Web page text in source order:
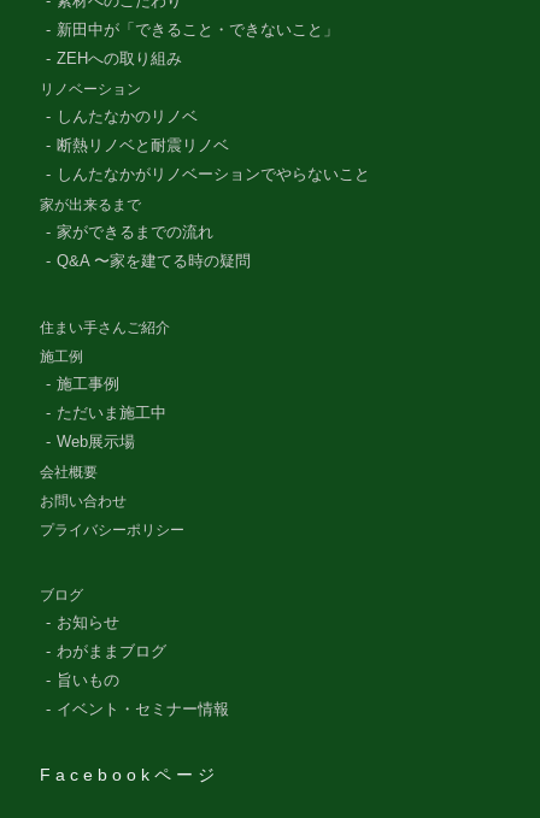
新田中が「できること・できないこと」
ZEHへの取り組み
リノベーション
しんたなかのリノベ
断熱リノベと耐震リノベ
しんたなかがリノベーションでやらないこと
家が出来るまで
家ができるまでの流れ
Q&A 〜家を建てる時の疑問
住まい手さんご紹介
施工例
施工事例
ただいま施工中
Web展示場
会社概要
お問い合わせ
プライバシーポリシー
ブログ
お知らせ
わがままブログ
旨いもの
イベント・セミナー情報
Facebookページ